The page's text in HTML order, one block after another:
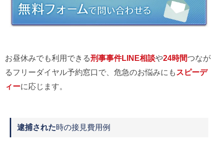
お昼休みでも利用できる刑事事件LINE相談や24時間つなが
るフリーダイヤル予約窓口で、危急のお悩みにも スピーデ
ィーに応じます。
逮捕された時の接見費用例